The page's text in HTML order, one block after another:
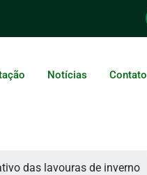
Notícias Contato
das lavouras de inverno